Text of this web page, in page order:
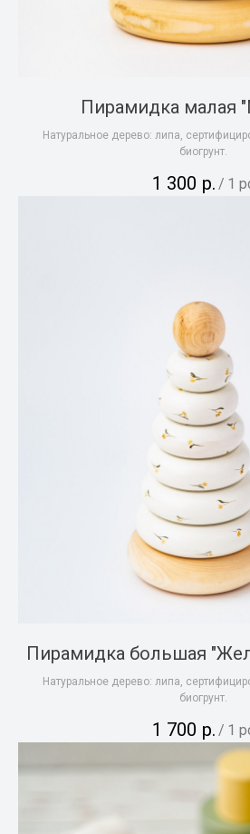
Пирамидка малая
Натуральное дерево: липа,
биогрунт.
1 300 р. / 1
Пирамидка большая
Натуральное дерево: липа,
биогрунт.
1 700 р. / 1